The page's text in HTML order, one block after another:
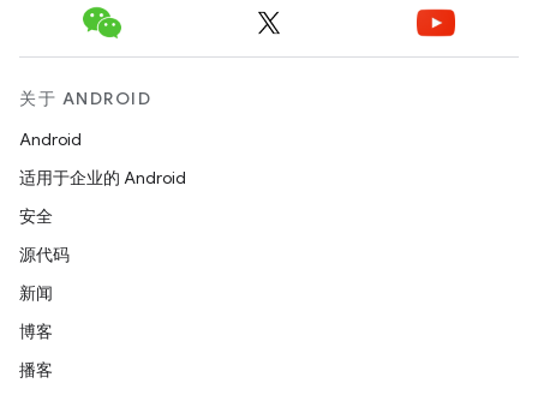
关于 ANDROID
Android
适用于企业的 Android
安全
源代码
新闻
博客
播客